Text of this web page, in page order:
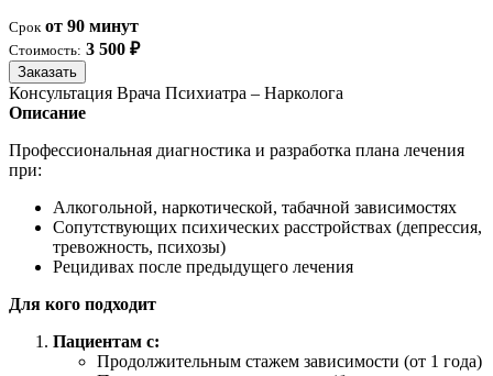
Срок от 90 минут
Стоимость: 3 500 ₽
Заказать
Консультация Врача Психиатра – Нарколога
Описание
Профессиональная диагностика и разработка плана лечения
при:
Алкогольной, наркотической, табачной зависимостях
Сопутствующих психических расстройствах (депрессия,
тревожность, психозы)
Рецидивах после предыдущего лечения
Для кого подходит
Пациентам с:
Продолжительным стажем зависимости (от 1 года)